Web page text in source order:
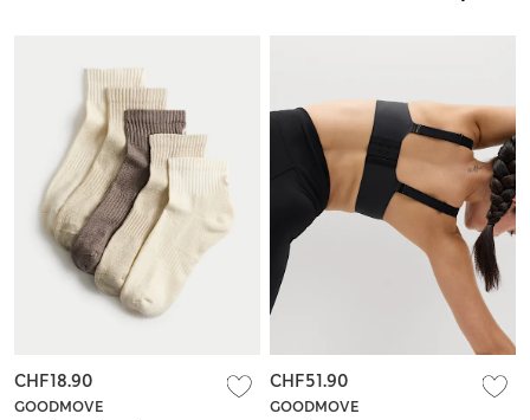
GOODMOVE
CHF18.90
GOODMOVE
CHF51.90